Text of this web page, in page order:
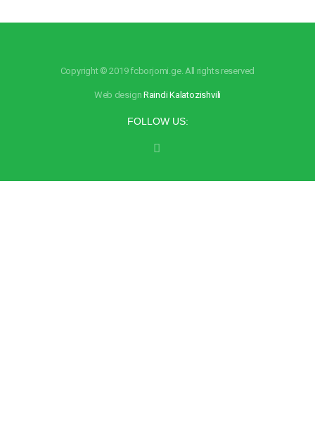
Copyright © 2019 fcborjomi.ge. All rights reserved
Web design Raindi Kalatozishvili
FOLLOW US: